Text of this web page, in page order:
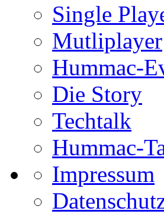
Single
Mutliplayer
Hummac-
Die Story
Techtalk
Hummac-
Impressum